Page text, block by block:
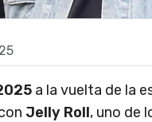
a la vuelta de la
Jelly Roll, uno de